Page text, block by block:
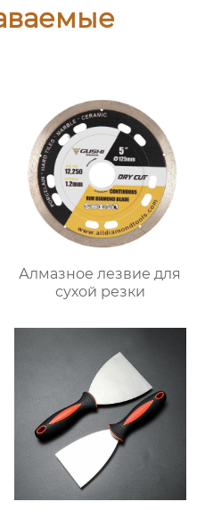
Алмазное лезвие для
сухой резки